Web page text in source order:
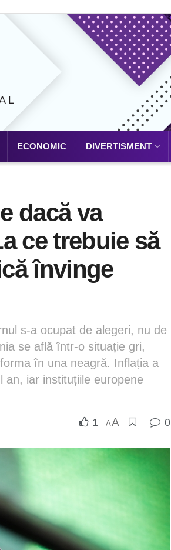
ECONOMIC DIVERTISMENT
dacă va
ce trebuie să
învinge
s-a ocupat de alegeri, nu de
se află într-o situație gri,
în una neagră. Inflația a
an, iar instituțiile europene
1 AA 0